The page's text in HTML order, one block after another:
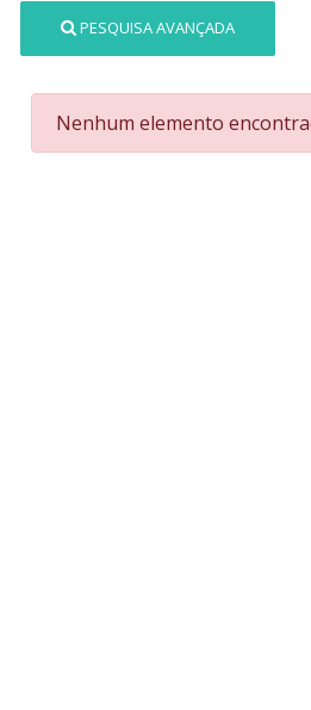
PESQUISA AVANÇADA
Nenhum elemento